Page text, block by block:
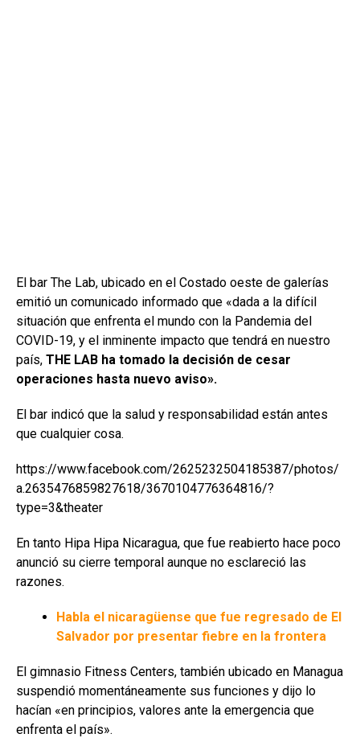
El bar The Lab, ubicado en el Costado oeste de galerías
emitió un comunicado informado que «dada a la difícil
situación que enfrenta el mundo con la Pandemia del
COVID-19, y el inminente impacto que tendrá en nuestro
país, THE LAB ha tomado la decisión de cesar
operaciones hasta nuevo aviso».
El bar indicó que la salud y responsabilidad están antes
que cualquier cosa.
https://www.facebook.com/2625232504185387/photos/
a.2635476859827618/3670104776364816/?
type=3&theater
En tanto Hipa Hipa Nicaragua, que fue reabierto hace poco
anunció su cierre temporal aunque no esclareció las
razones.
Habla el nicaragüense que fue regresado de El
Salvador por presentar fiebre en la frontera
El gimnasio Fitness Centers, también ubicado en Managua
suspendió momentáneamente sus funciones y dijo lo
hacían «en principios, valores ante la emergencia que
enfrenta el país».